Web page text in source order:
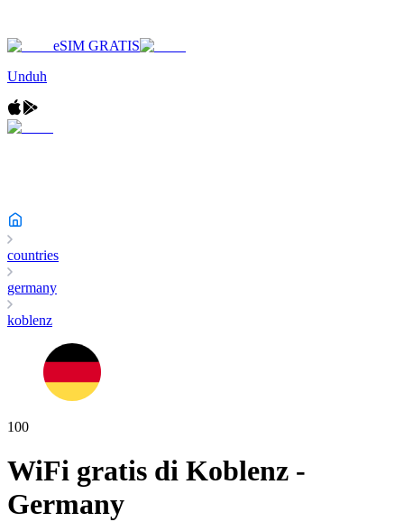
eSIM GRATIS
Unduh
countries
germany
koblenz
100
WiFi gratis di Koblenz -
Germany